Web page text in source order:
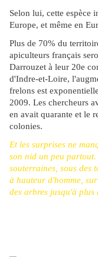
Selon lui, cette espèce
Europe, et même en
Plus de 70% du
apiculteurs français
Darrouzet à leur 20e
d'Indre-et-Loire,
frelons est
2009. Les chercheurs
en avait quarante et le
colonies.
Et les surprises ne
son nid un peu
souterraines, sous des
à hauteur d'homme,
des arbres jusqu'à plus